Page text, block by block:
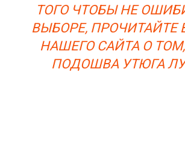
ТОГО ЧТОБЫ НЕ
ВЫБОРЕ, ПРОЧИТАЙТЕ
НАШЕГО САЙТА О
ПОДОШВА УТЮГА